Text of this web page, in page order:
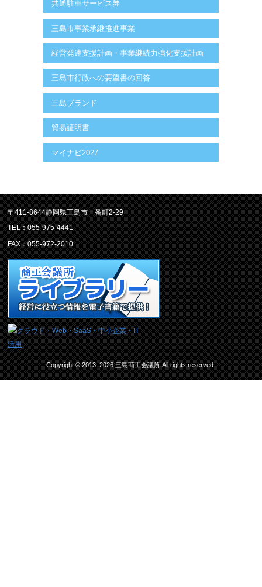
共通駐車サービス券
三島市事業承継推進事業
経営発達支援計画・事業継続力強化支援計画
三島市行政への要望書の回答
三島ブランド
貿易証明書
マイナビ2027
〒411-8644静岡県三島市一番町2-29
TEL：055-975-4441
FAX：055-972-2010
Copyright © 2013–2026 三島商工会議所.All rights reserved.